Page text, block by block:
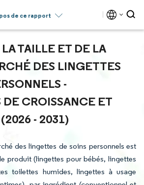
de ce rapport
TAILLE ET DE LA
DES LINGETTES
-
CROISSANCE ET
- 2031)
des lingettes de soins personnels est
produit (lingettes pour bébés, lingettes
toilettes humides, lingettes à usage